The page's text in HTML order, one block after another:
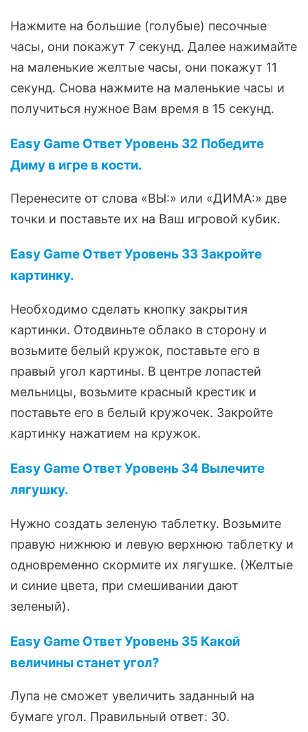
Нажмите на большие (голубые) песочные
часы, они покажут 7 секунд. Далее нажимайте
на маленькие желтые часы, они покажут 11
секунд. Снова нажмите на маленькие часы и
получиться нужное Вам время в 15 секунд.
Easy Game Ответ Уровень 32 Победите
Диму в игре в кости.
Перенесите от слова «ВЫ:» или «ДИМА:» две
точки и поставьте их на Ваш игровой кубик.
Easy Game Ответ Уровень 33 Закройте
картинку.
Необходимо сделать кнопку закрытия
картинки. Отодвиньте облако в сторону и
возьмите белый кружок, поставьте его в
правый угол картины. В центре лопастей
мельницы, возьмите красный крестик и
поставьте его в белый кружочек. Закройте
картинку нажатием на кружок.
Easy Game Ответ Уровень 34 Вылечите
лягушку.
Нужно создать зеленую таблетку. Возьмите
правую нижнюю и левую верхнюю таблетку и
одновременно скормите их лягушке. (Желтые
и синие цвета, при смешивании дают
зеленый).
Easy Game Ответ Уровень 35 Какой
величины станет угол?
Лупа не сможет увеличить заданный на
бумаге угол. Правильный ответ: 30.